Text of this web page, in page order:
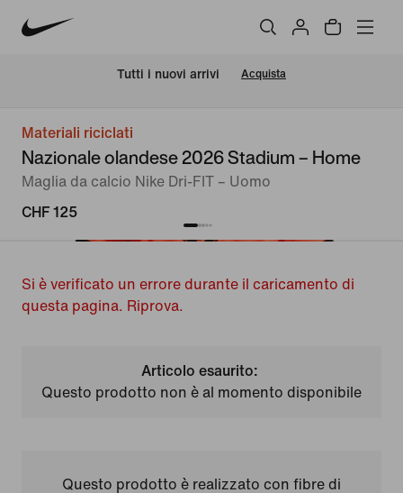
Tutti i nuovi arrivi Acquista
Materiali riciclati
Nazionale olandese 2026 Stadium – Home
Maglia da calcio Nike Dri-FIT – Uomo
CHF 125
Si è verificato un errore durante il caricamento di
questa pagina. Riprova.
Articolo esaurito:
Questo prodotto non è al momento disponibile
Questo prodotto è realizzato con fibre di